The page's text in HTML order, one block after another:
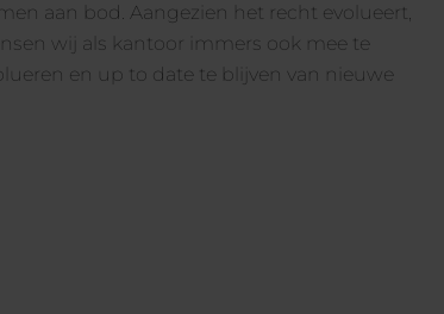
aan bod. Aangezien het recht evolueert,
wij als kantoor immers ook mee te
en up to date te blijven van nieuwe